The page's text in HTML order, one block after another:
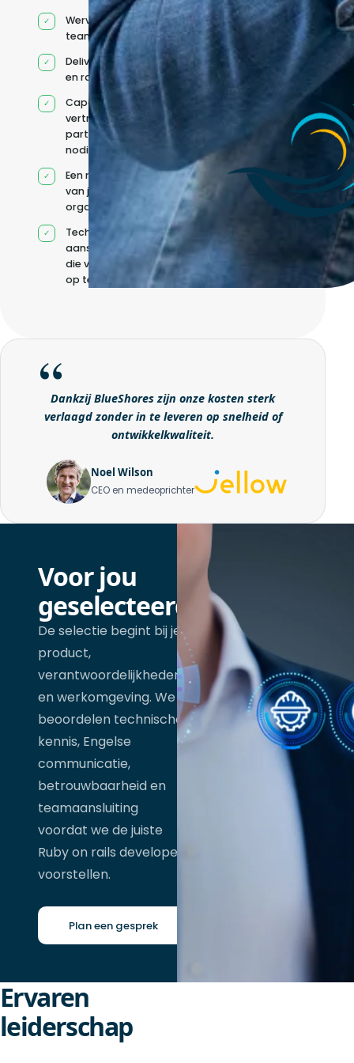
Werving en
teamontwikkeling
Deliverygovernance
en rapportage
Capaciteit via
vertrouwde
partners wanneer
nodig
Een model op maat
van jouw
organisatie
Technische
aansturing zonder
die volledig intern
op te bouwen
Dankzij BlueShores zijn onze kosten sterk
verlaagd zonder in te leveren op snelheid of
ontwikkelkwaliteit.
Noel Wilson
CEO en medeoprichter
Voor jou
geselecteerd
De selectie begint bij je
product,
verantwoordelijkheden
en werkomgeving. We
beoordelen technische
kennis, Engelse
communicatie,
betrouwbaarheid en
teamaansluiting
voordat we de juiste
Ruby on rails developer
voorstellen.
Plan een gesprek
Ervaren
leiderschap